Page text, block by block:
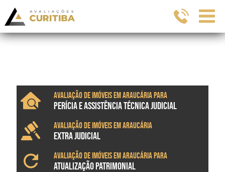
Avaliação de imóveis em Araucária para
PERÍCIA E ASSISTÊNCIA TÉCNICA JUDICIAL
Avaliação de imóveis em Araucária
EXTRA JUDICIAL
Avaliação de imóveis em Araucária para
ATUALIZAÇÃO PATRIMONIAL